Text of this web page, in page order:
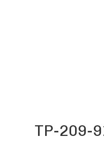
TP-209-
TP-209-